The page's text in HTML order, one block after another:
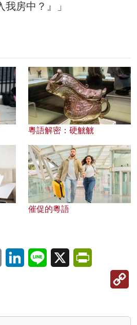
房中？』」
粵語解密：硬觥觥
催促的粵語
Email LinkedInLine X